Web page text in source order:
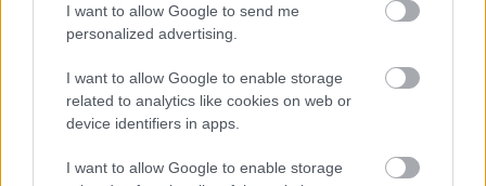
I want to allow Google to send me
personalized advertising.
I want to allow Google to enable storage
related to analytics like cookies on web or
device identifiers in apps.
I want to allow Google to enable storage
VÁLHATTÁL VOLNA?